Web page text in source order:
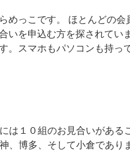
めっこです。 ほとんどの会
いを申込む方を探されてい
。スマホもパソコンも持
は１０組のお見合いがある
、博多、そして小倉であり